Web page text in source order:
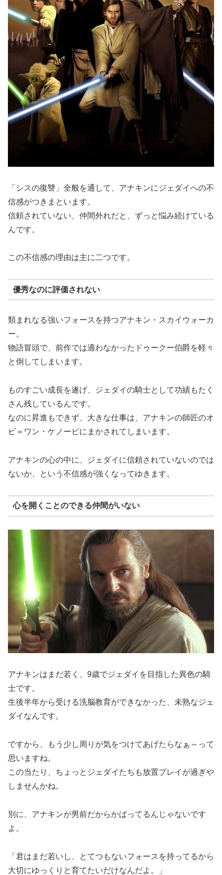
「シスの復讐」全般を通して、アナキンにジェダイへの不
信感がつきまといます。
信頼されていない、仲間外れだと、ずっと悩み続けている
んです。
この不信感の理由は主に二つです。
優秀なのに評価されない
類まれなる強いフォースを持つアナキン・スカイウォーカ
ー。
物語冒頭で、前作では適わなかったドゥークー伯爵を軽々
と倒してしまいます。
ものすごい成長を遂げ、ジェダイの騎士として功績もたく
さん残しているんです。
なのに昇進もできず、大きな仕事は、アナキンの師匠のオ
ビ＝ワン・ケノービにまかされてしまいます。
アナキンの心の中に、ジェダイに信頼されていないのでは
ないか、という不信感が強くなってゆきます。
心を開くことのできる仲間がいない
アナキンはまだ若く、9歳でジェダイを目指した異色の騎
士です。
生後半年から受ける洗脳教育ができなかった、未熟なジェ
ダイなんです。
ですから、もう少し周りが気をつけてあげたらなぁ～って
思いますね。
この当たり、ちょっとジェダイたちも放置プレイが過ぎや
しませんかね。
別に、アナキンが男前だからかばってるんじゃないです
よ。
「君はまだ若いし、とてつもないフォースを持ってるから
大切にゆっくりと育てたいだけなんだよ。」